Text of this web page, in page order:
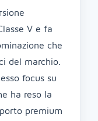
V e fa
che
del marchio.
focus su
ha reso la
premium